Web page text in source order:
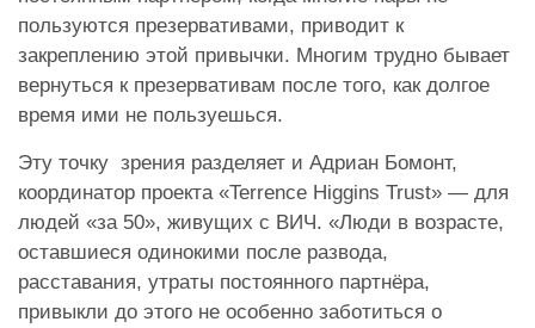
пользуются презервативами, приводит к
закреплению этой привычки. Многим трудно бывает
вернуться к презервативам после того, как долгое
время ими не пользуешься.
Эту точку зрения разделяет и Адриан Бомонт,
координатор проекта «Terrence Higgins Trust» — для
людей «за 50», живущих с ВИЧ. «Люди в возрасте,
оставшиеся одинокими после развода,
расставания, утраты постоянного партнёра,
привыкли до этого не особенно заботиться о